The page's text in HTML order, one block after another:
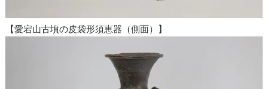
【愛宕山古墳の皮袋形須恵器（側面）】